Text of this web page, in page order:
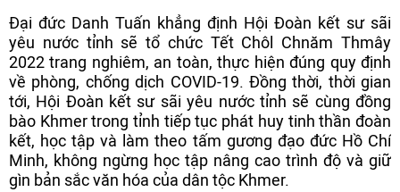
Đại đức Danh Tuấn khẳng định Hội Đoàn kết sư sãi
yêu nước tỉnh sẽ tổ chức Tết Chôl Chnăm Thmây
2022 trang nghiêm, an toàn, thực hiện đúng quy định
về phòng, chống dịch COVID-19. Đồng thời, thời gian
tới, Hội Đoàn kết sư sãi yêu nước tỉnh sẽ cùng đồng
bào Khmer trong tỉnh tiếp tục phát huy tinh thần đoàn
kết, học tập và làm theo tấm gương đạo đức Hồ Chí
Minh, không ngừng học tập nâng cao trình độ và giữ
gìn bản sắc văn hóa của dân tộc Khmer.